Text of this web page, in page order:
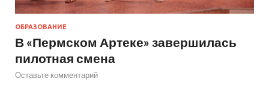
ОБРАЗОВАНИЕ
В «Пермском Артеке» завершилась
пилотная смена
Оставьте комментарий